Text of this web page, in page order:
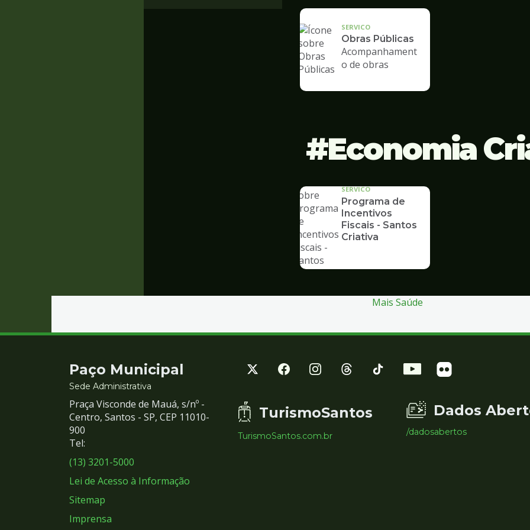
SERVICO
Obras Públicas
Acompanhament
o de obras
Economia
SERVICO
Programa de
Incentivos
Fiscais - Santos
Criativa
Mais Saúde
Contato
e
Redes
Sociais
Paço Municipal
Sede Administrativa
Praça Visconde de Mauá, s/nº -
Centro, Santos - SP, CEP 11010-
900
Tel:
(13) 3201-5000
Lei de Acesso à Informação
Sitemap
Imprensa
TurismoSantos
TurismoSantos.com.br
Dados
/dadosabertos